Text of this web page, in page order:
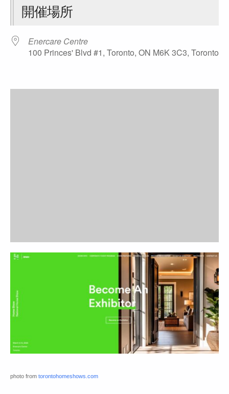
開催場所
Enercare Centre
100 Princes' Blvd #1, Toronto, ON M6K 3C3, Toronto
photo from torontohomeshows.com